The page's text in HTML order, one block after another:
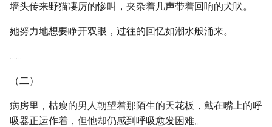
墙头传来野猫凄厉的惨叫，夹杂着几声带着回响的犬吠。
她努力地想要睁开双眼，过往的回忆如潮水般涌来。
……
（二）
病房里，枯瘦的男人朝望着那陌生的天花板，戴在嘴上的呼
吸器正运作着，但他却仍感到呼吸愈发困难。